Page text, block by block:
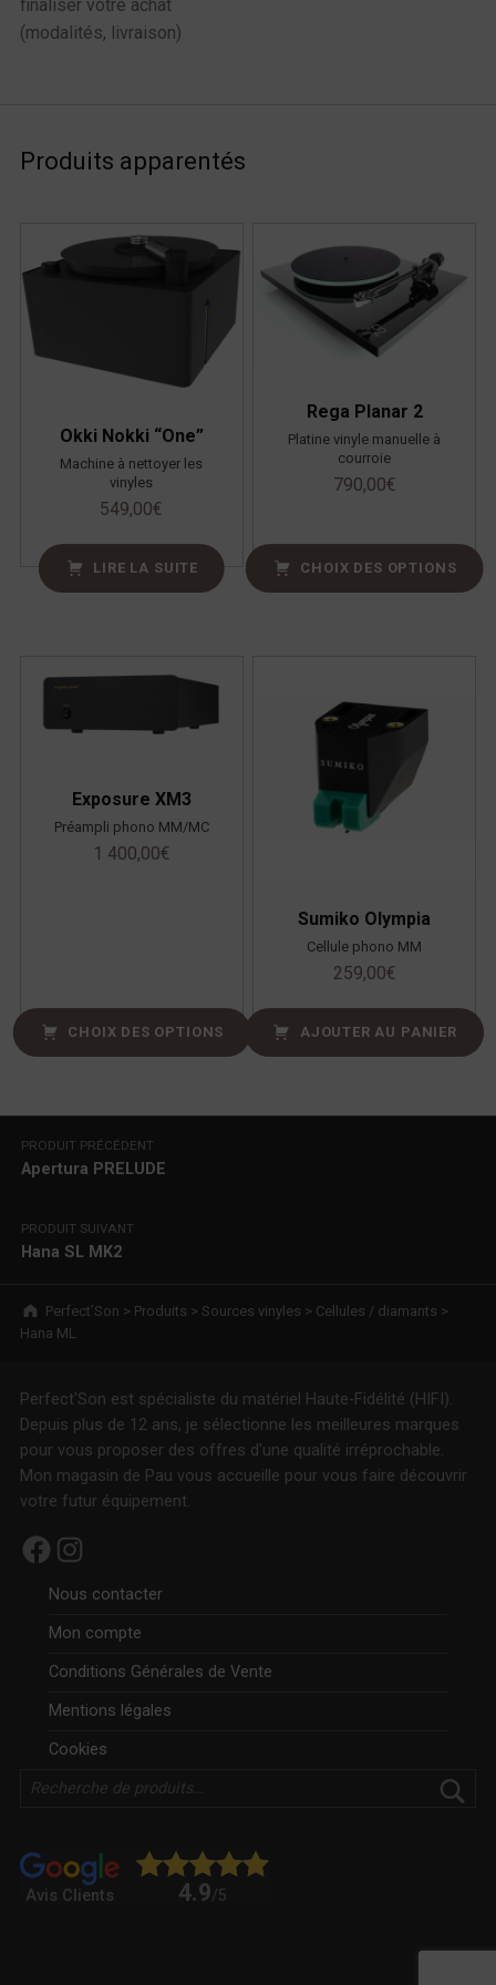
finaliser votre achat
(modalités, livraison)
Produits apparentés
Okki Nokki “One”
Machine à nettoyer les
vinyles
549,00€
LIRE LA SUITE
Rega Planar 2
Platine vinyle manuelle à
courroie
790,00€
CHOIX DES OPTIONS
Exposure XM3
Préampli phono MM/MC
1 400,00€
CHOIX DES OPTIONS
Sumiko Olympia
Cellule phono MM
259,00€
AJOUTER AU PANIER
Navigation de l’article
PRODUIT PRÉCÉDENT
Apertura PRELUDE
PRODUIT SUIVANT
Hana SL MK2
Breadcrumbs navigation
Perfect’Son > Produits > Sources vinyles > Cellules / diamants >
Hana ML
Perfect'Son est spécialiste du matériel Haute-Fidélité (HIFI).
Depuis plus de 12 ans, je sélectionne les meilleures marques
pour vous proposer des offres d'une qualité irréprochable.
Mon magasin de Pau vous accueille pour vous faire découvrir
votre futur équipement.
Facebook Instagram
Nous contacter
Mon compte
Conditions Générales de Vente
Mentions légales
Cookies
Avis Clients 4.9/5